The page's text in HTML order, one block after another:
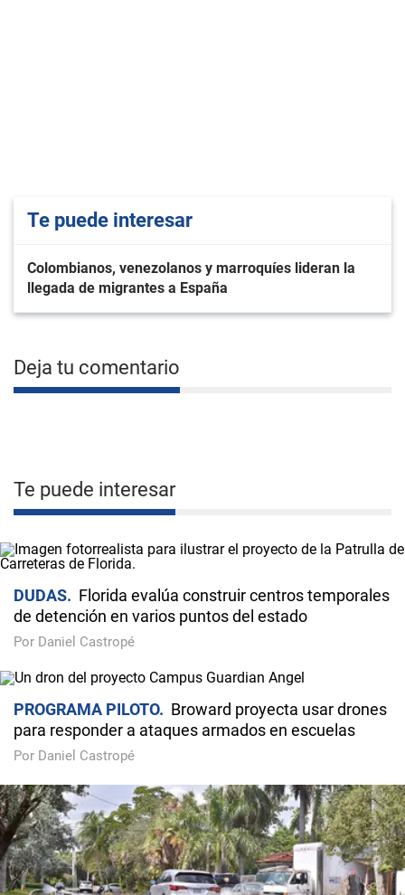
Te puede interesar
Colombianos, venezolanos y marroquíes lideran la
llegada de migrantes a España
Deja tu comentario
Te puede interesar
DUDAS
Florida evalúa construir centros temporales
de detención en varios puntos del estado
Por Daniel Castropé
PROGRAMA PILOTO
Broward proyecta usar drones
para responder a ataques armados en escuelas
Por Daniel Castropé